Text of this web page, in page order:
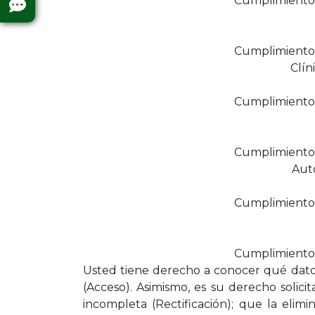
Usted tiene derecho a conocer qué
(Acceso). Asimismo, es su derecho
incompleta (Rectificación); que la